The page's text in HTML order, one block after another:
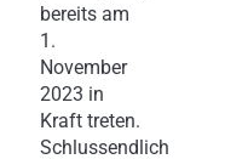
bereits am
1.
November
2023 in
Kraft treten.
Schlussendlich